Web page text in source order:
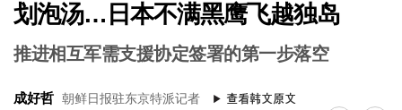
划泡汤…日本不满黑鹰飞越独岛
推进相互军需支援协定签署的第一步落空
成好哲 朝鲜日报驻东京特派记者